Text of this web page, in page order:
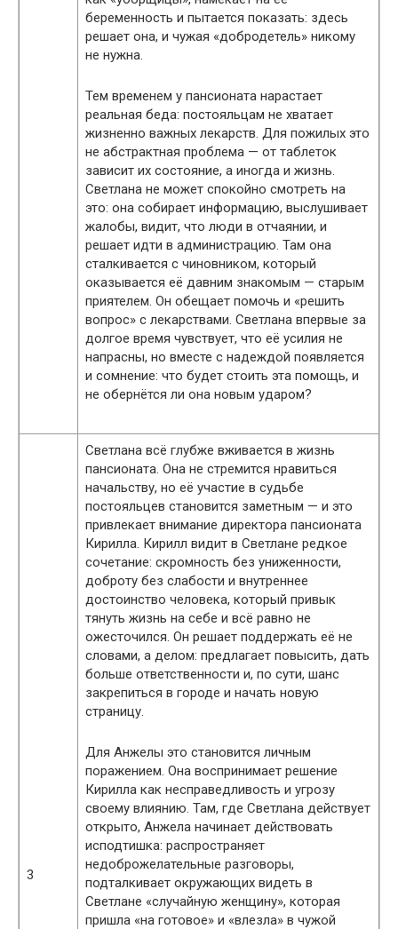
беременность и пытается показать: здесь
решает она, и чужая «добродетель» никому
не нужна.
Тем временем у пансионата нарастает
реальная беда: постояльцам не хватает
жизненно важных лекарств. Для пожилых это
не абстрактная проблема — от таблеток
зависит их состояние, а иногда и жизнь.
Светлана не может спокойно смотреть на
это: она собирает информацию, выслушивает
жалобы, видит, что люди в отчаянии, и
решает идти в администрацию. Там она
сталкивается с чиновником, который
оказывается её давним знакомым — старым
приятелем. Он обещает помочь и «решить
вопрос» с лекарствами. Светлана впервые за
долгое время чувствует, что её усилия не
напрасны, но вместе с надеждой появляется
и сомнение: что будет стоить эта помощь, и
не обернётся ли она новым ударом?
3
Светлана всё глубже вживается в жизнь
пансионата. Она не стремится нравиться
начальству, но её участие в судьбе
постояльцев становится заметным — и это
привлекает внимание директора пансионата
Кирилла. Кирилл видит в Светлане редкое
сочетание: скромность без униженности,
доброту без слабости и внутреннее
достоинство человека, который привык
тянуть жизнь на себе и всё равно не
ожесточился. Он решает поддержать её не
словами, а делом: предлагает повысить, дать
больше ответственности и, по сути, шанс
закрепиться в городе и начать новую
страницу.
Для Анжелы это становится личным
поражением. Она воспринимает решение
Кирилла как несправедливость и угрозу
своему влиянию. Там, где Светлана действует
открыто, Анжела начинает действовать
исподтишка: распространяет
недоброжелательные разговоры,
подталкивает окружающих видеть в
Светлане «случайную женщину», которая
пришла «на готовое» и «влезла» в чужой